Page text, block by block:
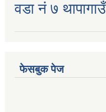
वडा नं ७ थापागाउँ
फेसबुक पेज